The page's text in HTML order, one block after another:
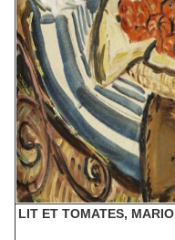
LIT ET TOMATES,